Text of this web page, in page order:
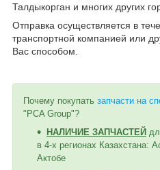
Талдыкорган и многих других
Отправка осуществляется в
транспортной компанией или
Вас способом
Почему покупать запчасти на
"PCA Group"?
НАЛИЧИЕ ЗАПЧАСТЕЙ
в 4-х регионах Казахстана:
Актобе